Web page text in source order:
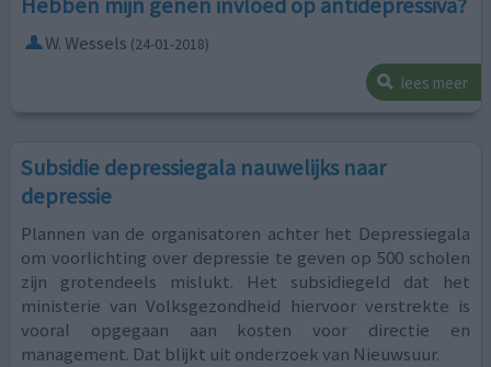
W. Wessels (24-01-2018)
lees meer
Subsidie depressiegala nauwelijks naar
depressie
Plannen van de organisatoren achter het Depressiegala
om voorlichting over depressie te geven op 500 scholen
zijn grotendeels mislukt. Het subsidiegeld dat het
ministerie van Volksgezondheid hiervoor verstrekte is
vooral opgegaan aan kosten voor directie en
management. Dat blijkt uit onderzoek van Nieuwsuur.